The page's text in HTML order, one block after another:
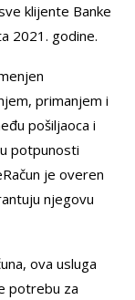
klijente Banke
2021. godine.
primanjem i
pošiljaoca i
potpunosti
je overen
njegovu
ova usluga
potrebu za